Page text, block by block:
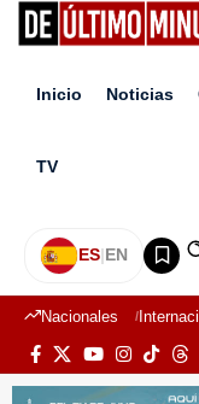
Inicio Noticias
TV
ES|EN
Nacionales